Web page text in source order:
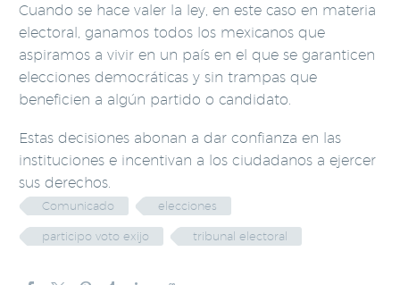
Cuando se hace valer la ley, en este caso en materia
electoral, ganamos todos los mexicanos que
aspiramos a vivir en un país en el que se garanticen
elecciones democráticas y sin trampas que
beneficien a algún partido o candidato.
Estas decisiones abonan a dar confianza en las
instituciones e incentivan a los ciudadanos a ejercer
sus derechos.
Comunicado elecciones
participo voto exijo tribunal electoral